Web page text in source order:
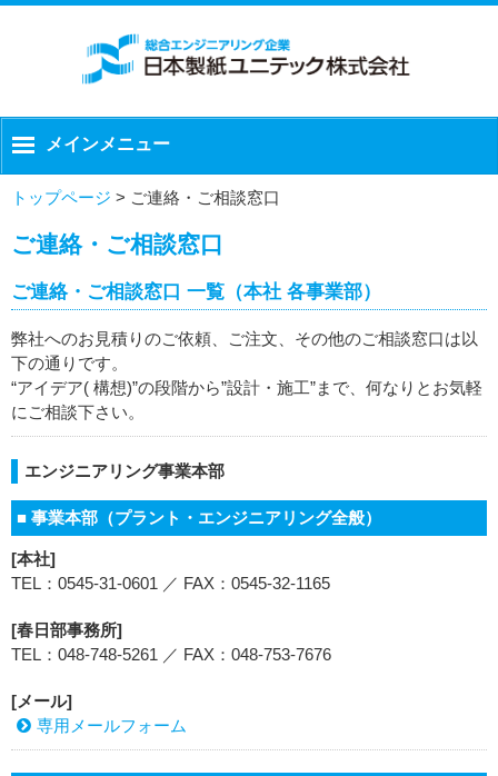
メインメニュー
トップページ > ご連絡・ご相談窓口
ご連絡・ご相談窓口
ご連絡・ご相談窓口 一覧（本社 各事業部）
弊社へのお見積りのご依頼、ご注文、その他のご相談窓口は以
下の通りです。
“アイデア( 構想)”の段階から”設計・施工”まで、何なりとお気軽
にご相談下さい。
エンジニアリング事業本部
■ 事業本部（プラント・エンジニアリング全般）
[本社]
TEL：0545-31-0601 ／ FAX：0545-32-1165
[春日部事務所]
TEL：048-748-5261 ／ FAX：048-753-7676
[メール]
専用メールフォーム